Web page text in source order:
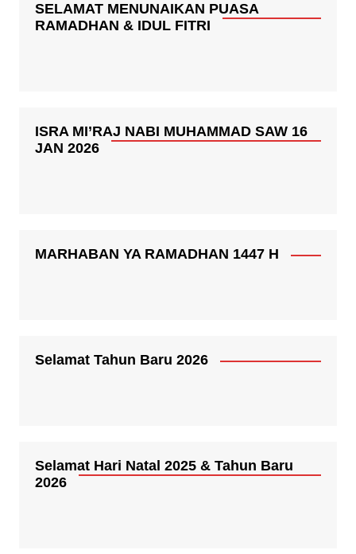
SELAMAT MENUNAIKAN PUASA
RAMADHAN & IDUL FITRI
ISRA MI’RAJ NABI MUHAMMAD SAW 16
JAN 2026
MARHABAN YA RAMADHAN 1447 H
Selamat Tahun Baru 2026
Selamat Hari Natal 2025 & Tahun Baru
2026